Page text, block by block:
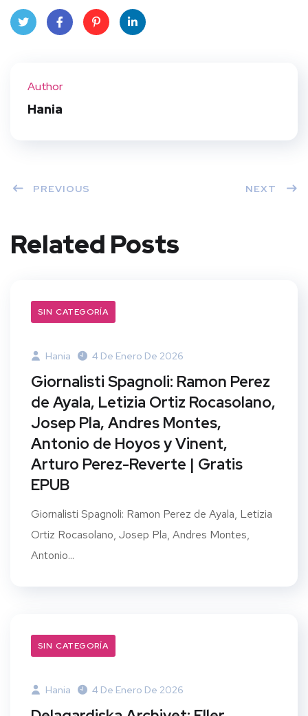
Author
Hania
PREVIOUS NEXT
Related Posts
SIN CATEGORÍA
Hania 4 De Enero De 2026
Giornalisti Spagnoli: Ramon Perez
de Ayala, Letizia Ortiz Rocasolano,
Josep Pla, Andres Montes,
Antonio de Hoyos y Vinent,
Arturo Perez-Reverte | Gratis
EPUB
Giornalisti Spagnoli: Ramon Perez de Ayala, Letizia
Ortiz Rocasolano, Josep Pla, Andres Montes,
Antonio...
SIN CATEGORÍA
Hania 4 De Enero De 2026